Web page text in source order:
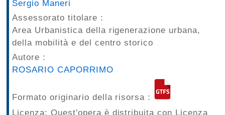
Sergio Maneri
Assessorato titolare :
Area Urbanistica della rigenerazione urbana,
della mobilità e del centro storico
Autore :
ROSARIO CAPORRIMO
Formato originario della risorsa :
Licenza: Quest'opera è distribuita con Licenza